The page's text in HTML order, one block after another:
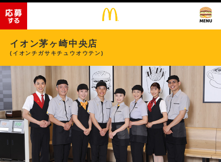
イオン茅ヶ崎中央店
(イオンチガサキチュウオウテン)